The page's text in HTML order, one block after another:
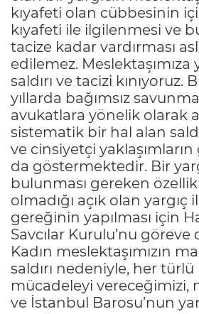
kıyafeti olan cübbesinin
kıyafeti ile ilgilenmesi ve
tacize kadar vardırması
edilemez. Meslektaşımıza
saldırı ve tacizi kınıyoruz.
yıllarda bağımsız
avukatlara yönelik olarak
sistematik bir hal alan
ve cinsiyetçi
da göstermektedir. Bir
bulunması gereken
olmadığı açık olan yargıç
gereğinin yapılması için
Savcılar Kurulu’nu
Kadın meslektaşımızın
saldırı nedeniyle, her
mücadeleyi vereceğimizi,
ve İstanbul Barosu’nun